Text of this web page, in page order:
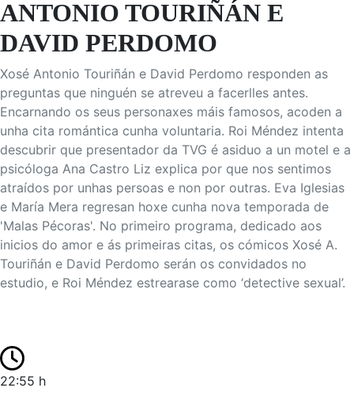
ANTONIO TOURIÑÁN E
DAVID PERDOMO
Xosé Antonio Touriñán e David Perdomo responden as
preguntas que ninguén se atreveu a facerlles antes.
Encarnando os seus personaxes máis famosos, acoden a
unha cita romántica cunha voluntaria. Roi Méndez intenta
descubrir que presentador da TVG é asiduo a un motel e a
psicóloga Ana Castro Liz explica por que nos sentimos
atraídos por unhas persoas e non por outras. Eva Iglesias
e María Mera regresan hoxe cunha nova temporada de
'Malas Pécoras'. No primeiro programa, dedicado aos
inicios do amor e ás primeiras citas, os cómicos Xosé A.
Touriñán e David Perdomo serán os convidados no
estudio, e Roi Méndez estrearase como ‘detective sexual’.
22:55 h